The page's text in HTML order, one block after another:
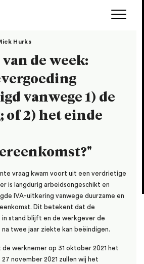
Hurks
de week:
vanwege 1) de
of 2) het einde
vraag kwam voort uit een verdrietige
is langdurig arbeidsongeschikt en
IVA-uitkering vanwege duurzame en
Dit betekent dat de
stand blijft en de werkgever de
twee jaar ziekte kan beëindigen.
werknemer op 31 oktober 2021 het
november 2021 zullen wij het